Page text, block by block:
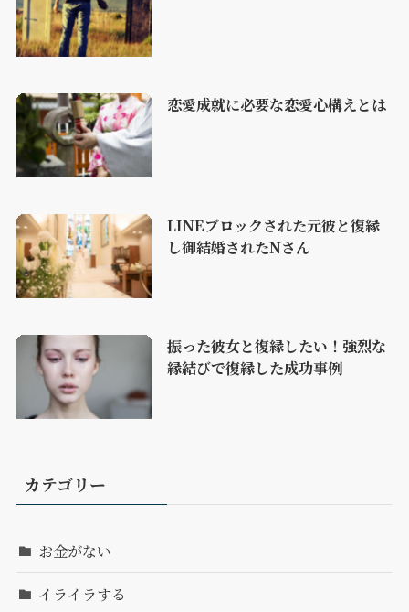
恋愛成就に必要な恋愛心構えとは
LINEブロックされた元彼と復縁
し御結婚されたNさん
振った彼女と復縁したい！強烈な
縁結びで復縁した成功事例
カテゴリー
お金がない
イライラする